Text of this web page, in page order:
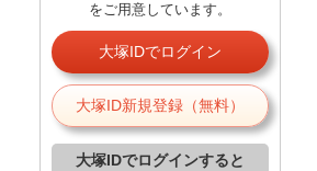
をご用意しています。
大塚IDでログイン
大塚ID新規登録（無料）
大塚IDでログインすると